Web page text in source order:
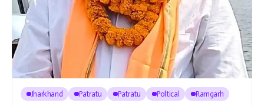
Jharkhand Patratu Patratu Poltical Ramgarh